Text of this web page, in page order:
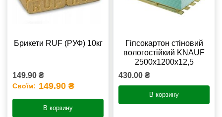
Брикети RUF (РУФ) 10кг
149.90 ₴
Своїм: 149.90 ₴
В корзину
Гіпсокартон стіновий
вологостійкий KNAUF
2500х1200х12,5
430.00 ₴
В корзину